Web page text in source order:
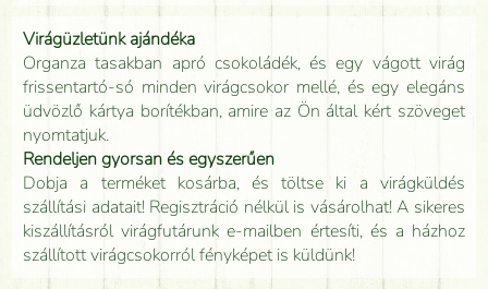
Virágüzletünk ajándéka
Organza tasakban apró csokoládék, és egy vágott virág
frissentartó-só minden virágcsokor mellé, és egy elegáns
üdvözlő kártya borítékban, amire az Ön által kért szöveget
nyomtatjuk.
Rendeljen gyorsan és egyszerűen
Dobja a terméket kosárba, és töltse ki a virágküldés
szállítási adatait! Regisztráció nélkül is vásárolhat! A sikeres
kiszállításról virágfutárunk e-mailben értesíti, és a házhoz
szállított virágcsokorról fényképet is küldünk!